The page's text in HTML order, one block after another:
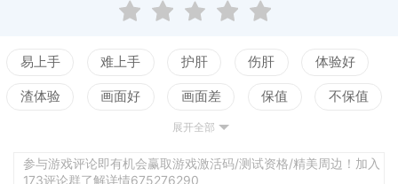
以他们把这个秘密和地下世界联系在一起。而现在，
当她踏入他的雨伞下时，她的故事开始了。特点：甜
美而独特的艺术风格用普通话7章讲述浪漫，阴谋和启
易上手 难上手 护肝 伤肝 体验好
渣体验 画面好 画面差 保值 不保值
测试
展开全部
参与游戏评论即有机会赢取游戏激活码/测试资格/精美周边！加入
173评论群了解详情675276290